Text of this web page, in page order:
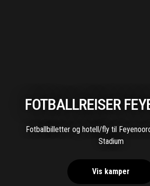
FOTBALLREISER
Fotballbilletter og hotell/fly til
Stadium
Vis kamper